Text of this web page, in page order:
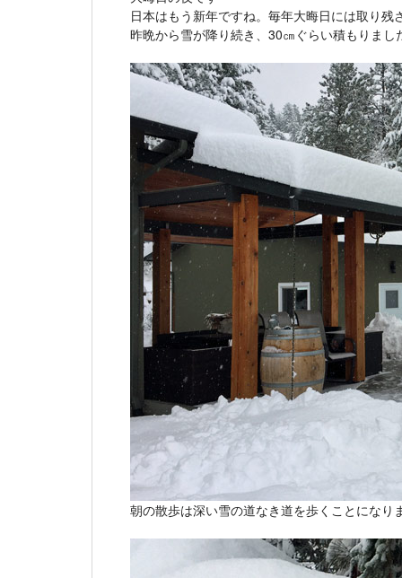
日本はもう新年ですね。毎年大晦日には取り
昨晩から雪が降り続き、30㎝ぐらい積もりまし
朝の散歩は深い雪の道なき道を歩くことになり